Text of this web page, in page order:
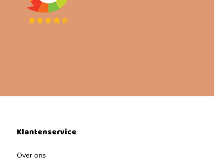
Klantenservice
Over ons